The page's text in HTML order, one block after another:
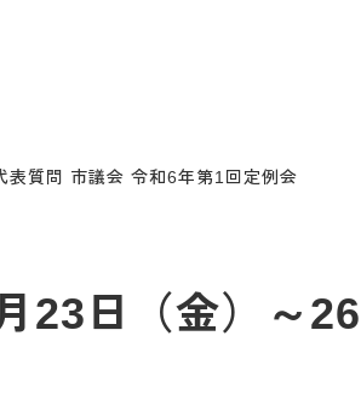
表質問 市議会 令和6年第1回定例会
23日（金）～26